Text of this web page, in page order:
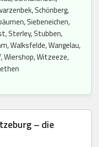
Schönberg,
Siebeneichen,
Sterley, Stubben,
Walksfelde, Wangelau,
Wiershop, Witzeeze,
– die